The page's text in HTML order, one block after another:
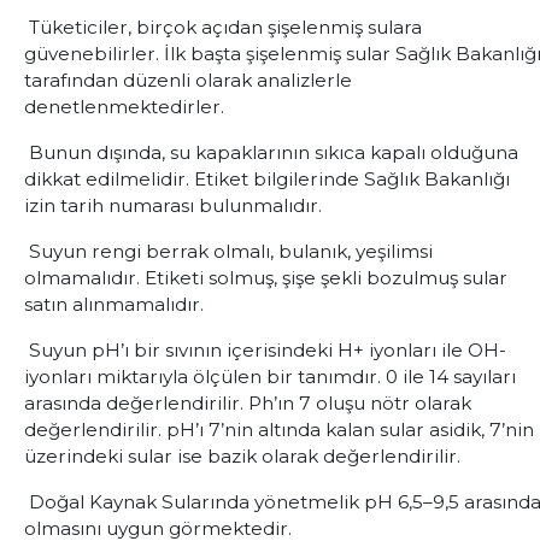
Tüketiciler, birçok açıdan şişelenmiş sulara
güvenebilirler. İlk başta şişelenmiş sular Sağlık Bakanlığı
tarafından düzenli olarak analizlerle
denetlenmektedirler.
Bunun dışında, su kapaklarının sıkıca kapalı olduğuna
dikkat edilmelidir. Etiket bilgilerinde Sağlık Bakanlığı
izin tarih numarası bulunmalıdır.
Suyun rengi berrak olmalı, bulanık, yeşilimsi
olmamalıdır. Etiketi solmuş, şişe şekli bozulmuş sular
satın alınmamalıdır.
Suyun pH’ı bir sıvının içerisindeki H+ iyonları ile OH-
iyonları miktarıyla ölçülen bir tanımdır. 0 ile 14 sayıları
arasında değerlendirilir. Ph’ın 7 oluşu nötr olarak
değerlendirilir. pH’ı 7’nin altında kalan sular asidik, 7’nin
üzerindeki sular ise bazik olarak değerlendirilir.
Doğal Kaynak Sularında yönetmelik pH 6,5–9,5 arasında
olmasını uygun görmektedir.